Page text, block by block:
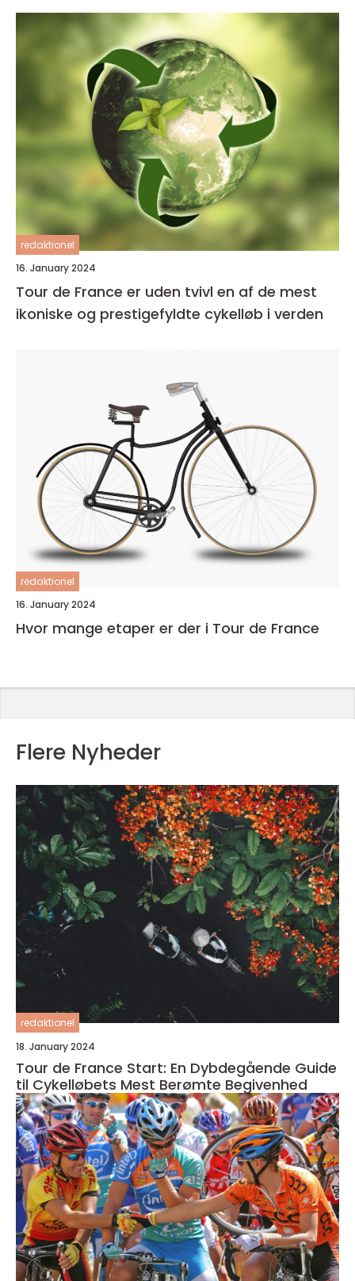
redaktionel
16. January 2024
Tour de France er uden tvivl en af de mest
ikoniske og prestigefyldte cykelløb i verden
redaktionel
16. January 2024
Hvor mange etaper er der i Tour de France
Flere Nyheder
redaktionel
18. January 2024
Tour de France Start: En Dybdegående Guide
til Cykelløbets Mest Berømte Begivenhed